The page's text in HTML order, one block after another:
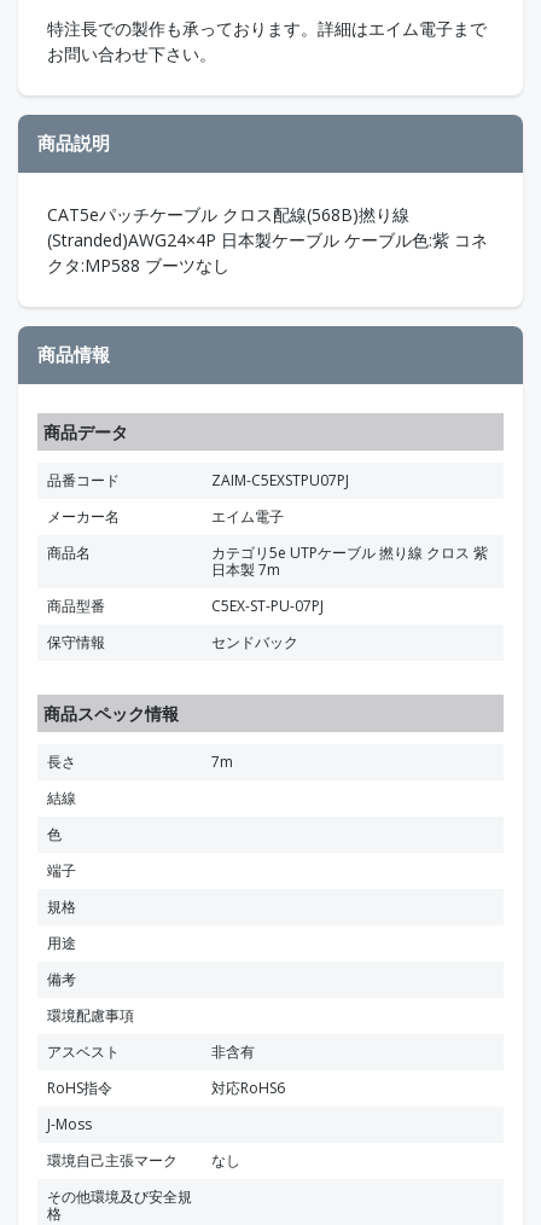
特注長での製作も承っております。詳細はエイム電子まで
お問い合わせ下さい。
商品説明
CAT5eパッチケーブル クロス配線(568B)撚り線
(Stranded)AWG24×4P 日本製ケーブル ケーブル色:紫 コネ
クタ:MP588 ブーツなし
商品情報
商品データ
品番コード
ZAIM-C5EXSTPU07PJ
メーカー名
エイム電子
商品名
カテゴリ5e UTPケーブル 撚り線 クロス 紫
日本製 7m
商品型番
C5EX-ST-PU-07PJ
保守情報
センドバック
商品スペック情報
長さ
7m
結線
色
端子
規格
用途
備考
環境配慮事項
アスベスト
非含有
RoHS指令
対応RoHS6
J-Moss
環境自己主張マーク
なし
その他環境及び安全規
格